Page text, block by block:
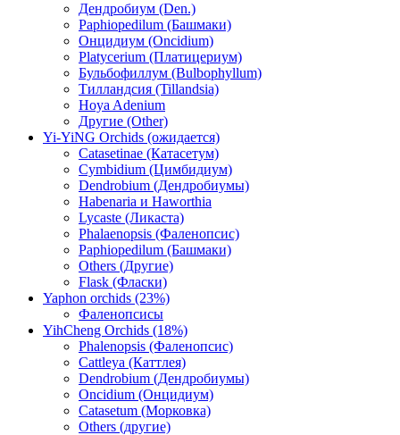
Дендробиум (Den.)
Paphiopedilum (Башмаки)
Онцидиум (Oncidium)
Platycerium (Платицериум)
Бульбофиллум (Bulbophyllum)
Тилландсия (Tillandsia)
Hoya Adenium
Другие (Other)
Yi-YiNG Orchids (ожидается)
Catasetinae (Катасетум)
Cymbidium (Цимбидиум)
Dendrobium (Дендробиумы)
Habenaria и Haworthia
Lycaste (Ликаста)
Phalaenopsis (Фаленопсис)
Paphiopedilum (Башмаки)
Others (Другие)
Flask (Фласки)
Yaphon orchids (23%)
Фаленопсисы
YihCheng Orchids (18%)
Phalenopsis (Фаленопсис)
Cattleya (Каттлея)
Dendrobium (Дендробиумы)
Oncidium (Онцидиум)
Catasetum (Морковка)
Others (другие)